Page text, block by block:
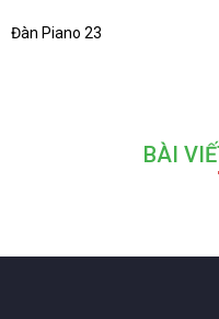
Đàn Piano 23
BÀI